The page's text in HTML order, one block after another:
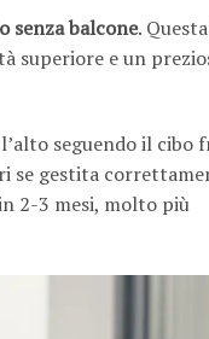
senza balcone.
superiore e un
seguendo il cibo
se gestita
2-3 mesi, molto più